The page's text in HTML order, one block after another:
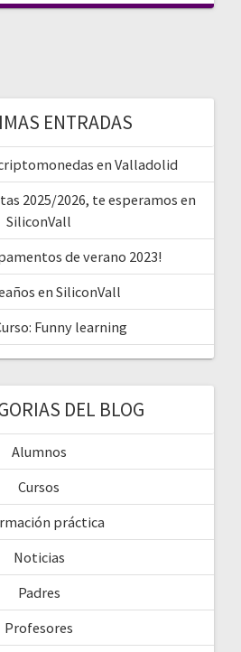
ENTRADAS
en Valladolid
2025/2026, te esperamos en
SiliconVall
de verano 2023!
en SiliconVall
Funny learning
DEL BLOG
Alumnos
Cursos
práctica
Noticias
Padres
Profesores